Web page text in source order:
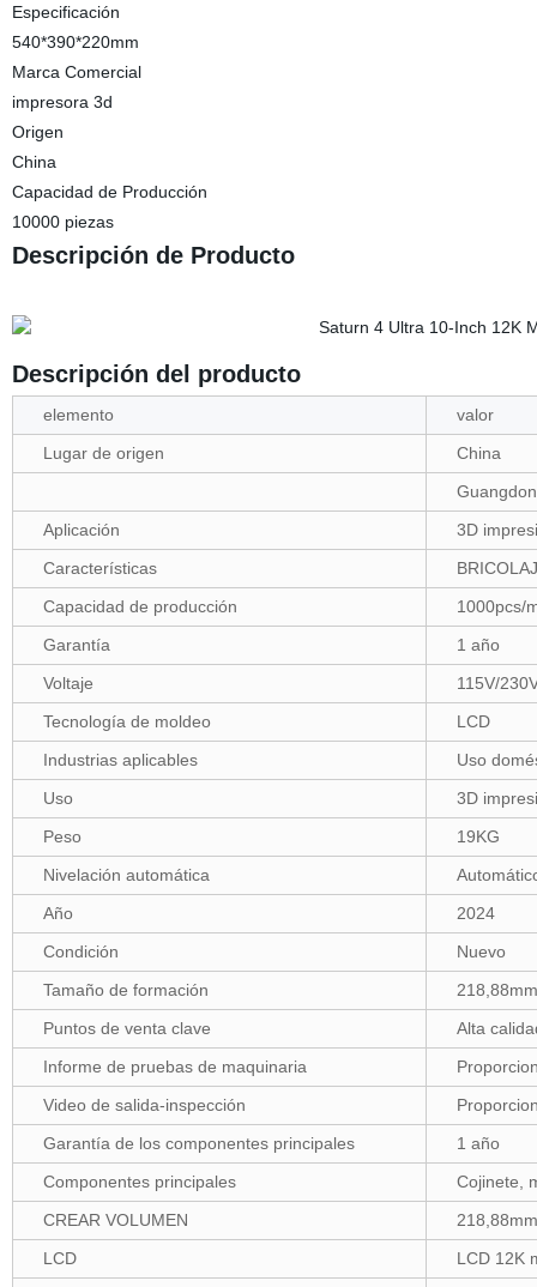
Especificación
540*390*220mm
Marca Comercial
impresora 3d
Origen
China
Capacidad de Producción
10000 piezas
Descripción de Producto
Descripción del producto
elemento
valor
Lugar de origen
China
Aplicación
3D
Características
Capacidad de producción
1000pcs/
Garantía
1 año
Voltaje
115V/
Tecnología de moldeo
LCD
Industrias aplicables
Uso
Uso
3D
Peso
19KG
Nivelación automática
Año
2024
Condición
Nuevo
Tamaño de formación
Puntos de venta clave
Alta
Informe de pruebas de maquinaria
Video de salida-inspección
Garantía de los componentes principales
1 año
Componentes principales
Cojinete,
CREAR VOLUMEN
LCD
LCD 12K